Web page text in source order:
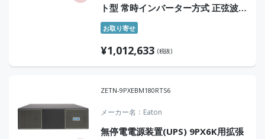
ト型 常時インバーター方式 正弦波
オンサイト7年保証付
お取り寄せ
¥1,012,633 (税抜)
ZETN-9PXEBM180RTS6
メーカー名 Eaton
無停電電源装置(UPS) 9PX6K用拡張